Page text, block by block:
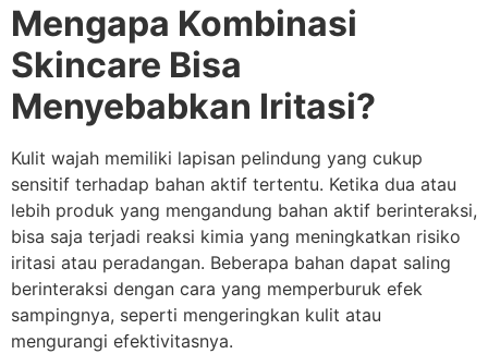
Mengapa Kombinasi
Skincare Bisa
Menyebabkan Iritasi?
Kulit wajah memiliki lapisan pelindung yang cukup
sensitif terhadap bahan aktif tertentu. Ketika dua atau
lebih produk yang mengandung bahan aktif berinteraksi,
bisa saja terjadi reaksi kimia yang meningkatkan risiko
iritasi atau peradangan. Beberapa bahan dapat saling
berinteraksi dengan cara yang memperburuk efek
sampingnya, seperti mengeringkan kulit atau
mengurangi efektivitasnya.